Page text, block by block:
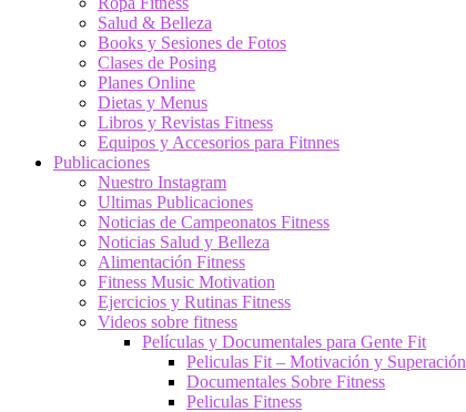
Salud & Belleza
Books y Sesiones de Fotos
Clases de Posing
Planes Online
Dietas y Menus
Libros y Revistas Fitness
Equipos y Accesorios para Fitnnes
Publicaciones
Nuestro Instagram
Ultimas Publicaciones
Noticias de Campeonatos Fitness
Noticias Salud y Belleza
Alimentación Fitness
Fitness Music Motivation
Ejercicios y Rutinas Fitness
Videos sobre fitness
Películas y Documentales para Gente Fit
Peliculas Fit – Motivación y Superación
Documentales Sobre Fitness
Peliculas Fitness